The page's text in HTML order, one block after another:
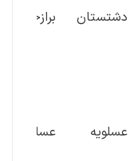
دشتستان برازجان
عسلویه عسلویه